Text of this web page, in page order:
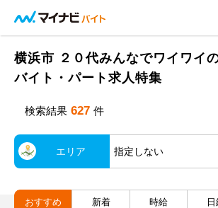
横浜市 ２０代みんなでワイワイ
バイト・パート求人特集
検索結果 627 件
エリア 指定しない
おすすめ 新着 時給